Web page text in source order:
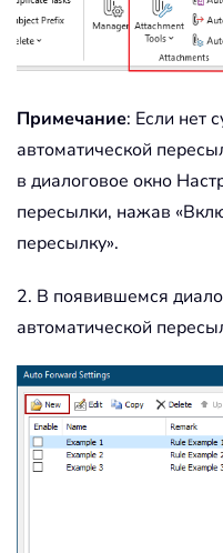
Примечание: Если нет
автоматической
в диалоговое окно
пересылки, нажав
пересылку».
2. В появившемся
автоматической